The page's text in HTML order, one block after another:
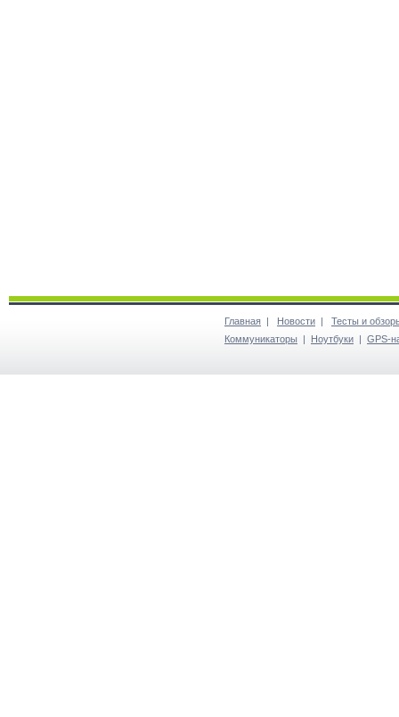
Главная | Новости | Тесты и
Коммуникаторы | Ноутбуки | GPS-